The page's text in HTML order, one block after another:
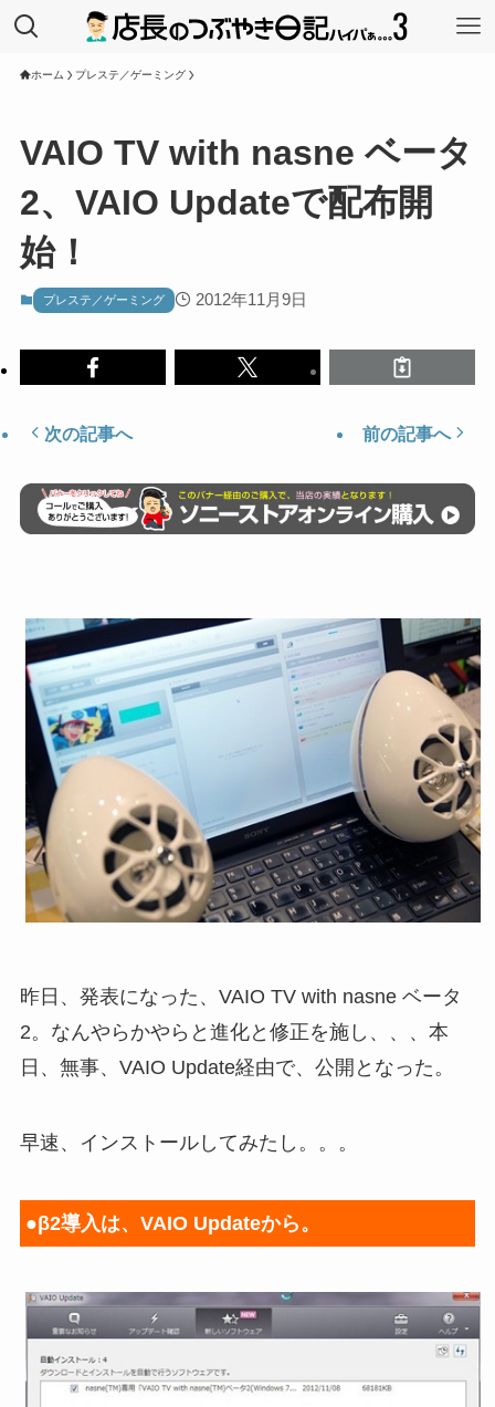
ホーム プレステ／ゲーミング
VAIO TV with nasne ベータ
2、VAIO Updateで配布開
始！
プレステ／ゲーミング 2012年11月9日
次の記事へ 前の記事へ
昨日、発表になった、VAIO TV with nasne ベータ
2。なんやらかやらと進化と修正を施し、、、本
日、無事、VAIO Update経由で、公開となった。
早速、インストールしてみたし。。。
●β2導入は、VAIO Updateから。